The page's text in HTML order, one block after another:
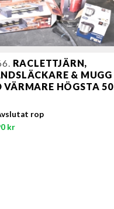
RACLETTJÄRN,
& MUGG
VÄRMARE HÖGSTA 50
rop
kr